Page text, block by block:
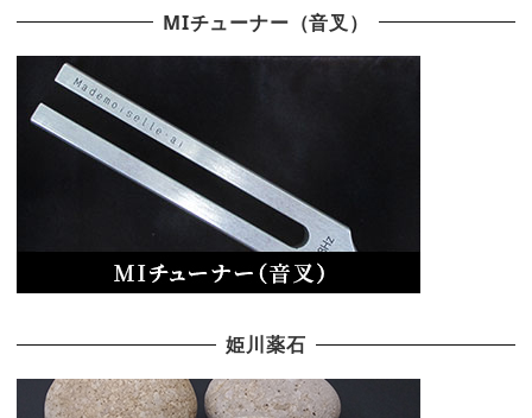
MIチューナー（音叉）
姫川薬石